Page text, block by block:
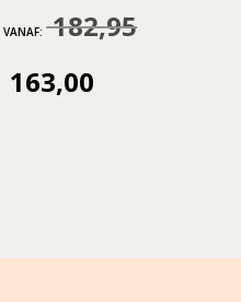
VANAF:182,95
163,00